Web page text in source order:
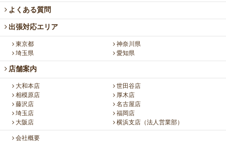
よくある質問
出張対応エリア
東京都
神奈川県
埼玉県
愛知県
店舗案内
大和本店
世田谷店
相模原店
厚木店
藤沢店
名古屋店
埼玉店
福岡店
大阪店
横浜支店（法人営業部）
会社概要